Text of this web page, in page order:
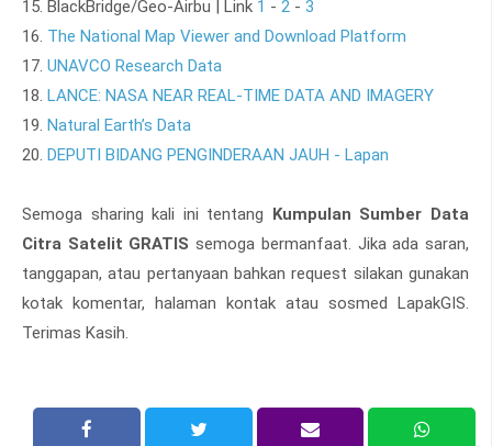
15. BlackBridge/Geo-Airbu | Link 1 - 2 - 3
16. The National Map Viewer and Download Platform
17. UNAVCO Research Data
18. LANCE: NASA NEAR REAL-TIME DATA AND IMAGERY
19. Natural Earth’s Data
20. DEPUTI BIDANG PENGINDERAAN JAUH - Lapan
Semoga sharing kali ini tentang Kumpulan Sumber Data
Citra Satelit GRATIS semoga bermanfaat. Jika ada saran,
tanggapan, atau pertanyaan bahkan request silakan gunakan
kotak komentar, halaman kontak atau sosmed LapakGIS.
Terimas Kasih.